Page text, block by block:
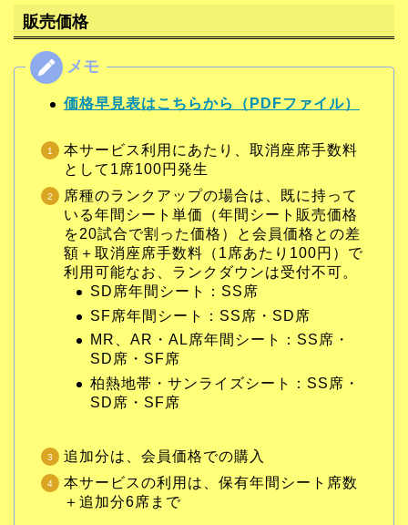
販売価格
価格早見表はこちらから（PDFファイル）
本サービス利用にあたり、取消座席手数料
として1席100円発生
席種のランクアップの場合は、既に持って
いる年間シート単価（年間シート販売価格
を20試合で割った価格）と会員価格との差
額＋取消座席手数料（1席あたり100円）で
利用可能なお、ランクダウンは受付不可。
SD席年間シート：SS席
SF席年間シート：SS席・SD席
MR、AR・AL席年間シート：SS席・
SD席・SF席
柏熱地帯・サンライズシート：SS席・
SD席・SF席
追加分は、会員価格での購入
本サービスの利用は、保有年間シート席数
＋追加分6席まで